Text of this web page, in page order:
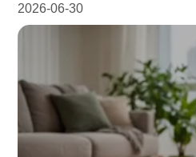
2026-06-30